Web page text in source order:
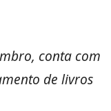
conta com
de livros